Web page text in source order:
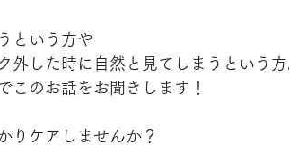
という方や
外した時に自然と見てしまうという方
このお話をお聞きします！
りケアしませんか？